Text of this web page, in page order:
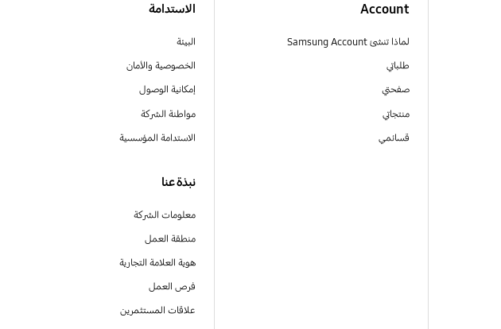
Account
لماذا تنشئ Samsung Account
طلباتي
صفحتي
منتجاتي
قسائمي
الاستدامة
البيئة
الخصوصية والأمان
إمكانية الوصول
مواطنة الشركة
الاستدامة المؤسسية
نبذة عنا
معلومات الشركة
منطقة العمل
هوية العلامة التجارية
فرص العمل
علاقات المستثمرين